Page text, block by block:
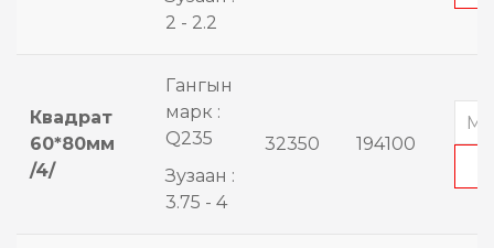
2 - 2.2
Квадрат
60*80мм
/4/
Гангын
марк :
Q235
Зузаан :
3.75 - 4
32350 194100